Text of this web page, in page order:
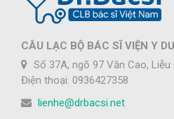
CÂU LẠC BỘ BÁC SĨ VIỆN Y
Số 37A, ngõ 97 Văn Cao, Liễu
Điện thoại: 0936427358
lienhe@drbacsi.net